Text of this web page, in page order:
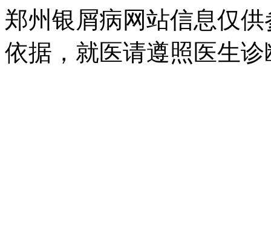
郑州银屑病网站信息仅
依据，就医请遵照医生诊